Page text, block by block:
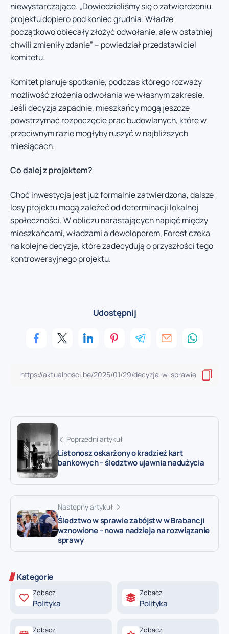
niewystarczające. „Dowiedzieliśmy się o zatwierdzeniu
projektu dopiero pod koniec grudnia. Władze
początkowo obiecały złożyć odwołanie, ale w ostatniej
chwili zmieniły zdanie” – powiedział przedstawiciel
komitetu.
Komitet planuje spotkanie, podczas którego rozważy
możliwość złożenia odwołania we własnym zakresie.
Jeśli decyzja zapadnie, mieszkańcy mogą jeszcze
powstrzymać rozpoczęcie prac budowlanych, które w
przeciwnym razie mogłyby ruszyć w najbliższych
miesiącach.
Co dalej z projektem?
Choć inwestycja jest już formalnie zatwierdzona, dalsze
losy projektu mogą zależeć od determinacji lokalnej
społeczności. W obliczu narastających napięć między
mieszkańcami, władzami a deweloperem, Forest czeka
na kolejne decyzje, które zadecydują o przyszłości tego
kontrowersyjnego projektu.
Udostępnij
Poprzedni artykuł
Listonosz oskarżony o kradzież kart
bankowych – śledztwo ujawnia nadużycia
Następny artykuł
Śledztwo w sprawie zabójstw w Brabancji
wznowione – nowa nadzieja na rozwiązanie
sprawy
Kategorie
Zobacz
Polityka
Zobacz
Polityka
Zobacz Zobacz